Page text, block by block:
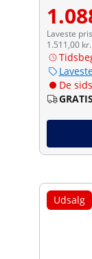
Laveste
1.511,00 kr.
De
Udsalg